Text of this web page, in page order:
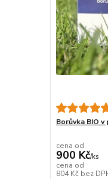
Borůvka BIO
cena od
900 Kč/ks
cena od
804 Kč bez